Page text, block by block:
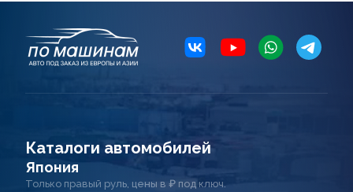
Каталоги автомобилей
Япония
Только правый руль, цены в ₽ под ключ.